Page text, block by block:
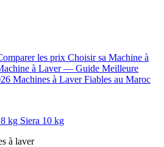
les prix Choisir sa Machine à
à Laver — Guide Meilleure
Machines à Laver Fiables au Maroc
kg Siera 10 kg
à laver